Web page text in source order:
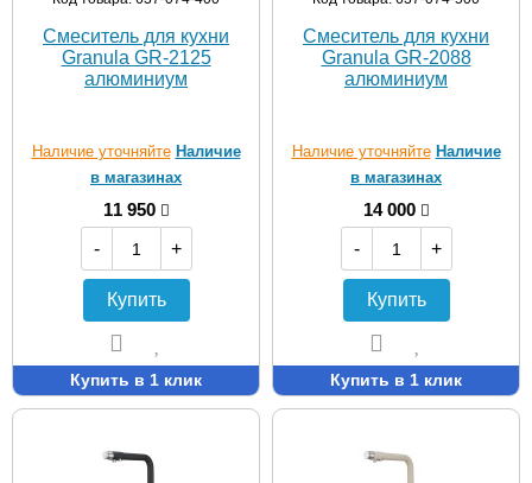
Смеситель для кухни
Granula GR-2125
алюминиум
Наличие уточняйте Наличие
в магазинах
11 950
-
+
Купить
Купить в 1 клик
Смеситель для кухни
Granula GR-2088
алюминиум
Наличие уточняйте Наличие
в магазинах
14 000
-
+
Купить
Купить в 1 клик